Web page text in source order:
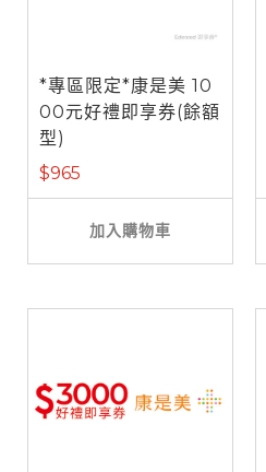
*專區限定*康是美 10
00元好禮即享券(餘額
型)
$965
加入購物車